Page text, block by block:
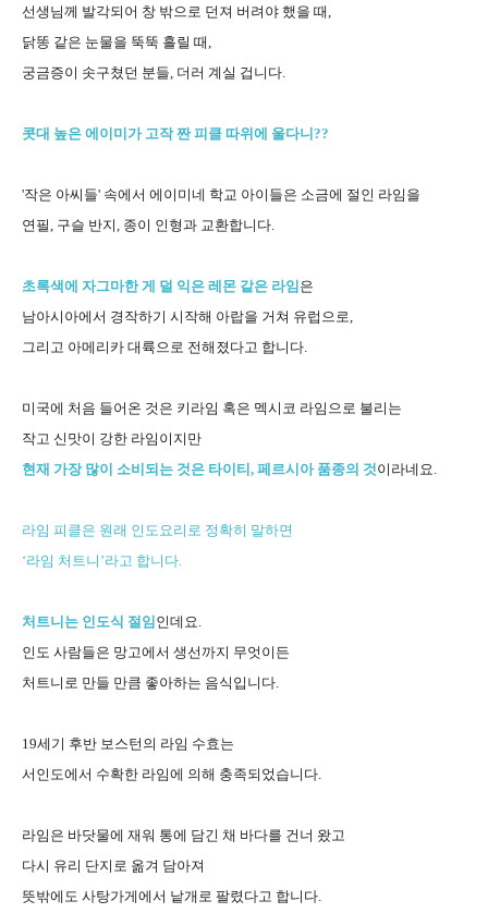
선생님께 발각되어 창 밖으로 던져 버려야 했을 때,
닭똥 같은 눈물을 뚝뚝 흘릴 때,
궁금증이 솟구쳤던 분들, 더러 계실 겁니다.
콧대 높은 에이미가 고작 짠 피클 따위에 울다니??
'작은 아씨들' 속에서 에이미네 학교 아이들은 소금에 절인 라임을
연필, 구슬 반지, 종이 인형과 교환합니다.
초록색에 자그마한 게 덜 익은 레몬 같은 라임 은
남아시아에서 경작하기 시작해 아랍을 거쳐 유럽으로,
그리고 아메리카 대륙으로 전해졌다고 합니다.
미국에 처음 들어온 것은 키라임 혹은 멕시코 라임으로 불리는
작고 신맛이 강한 라임이지만
현재 가장 많이 소비되는 것은 타이티, 페르시아 품종의 것이라네요.
라임 피클은 원래 인도요리로 정확히 말하면
‘라임 처트니’라고 합니다.
처트니는 인도식 절임 인데요.
인도 사람들은 망고에서 생선까지 무엇이든
처트니로 만들 만큼 좋아하는 음식입니다.
19세기 후반 보스턴의 라임 수효는
서인도에서 수확한 라임에 의해 충족되었습니다.
라임은 바닷물에 재워 통에 담긴 채 바다를 건너 왔고
다시 유리 단지로 옮겨 담아져
뜻밖에도 사탕가게에서 낱개로 팔렸다고 합니다.